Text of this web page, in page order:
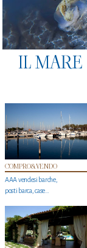
IL
COMPRO&VENDO
AAA vendesi barche,
posti barca, case…